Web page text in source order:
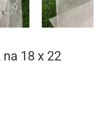
18 x 22